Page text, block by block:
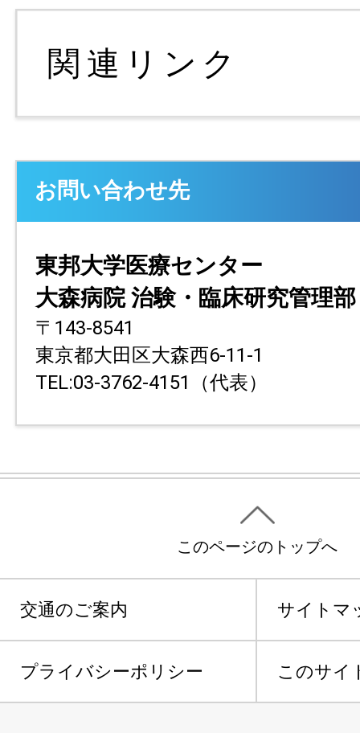
お問い合わせ先
東邦大学医療センター
大森病院 治験・臨床研究管理部
〒143-8541
東京都大田区大森西6-11-1
TEL:03-3762-4151（代表）
このページのトップへ
交通のご案内 サイトマ
プライバシーポリシー このサイ